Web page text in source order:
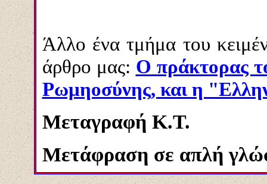
Άλλο ένα τμήμα του
άρθρο μας: Ο πράκτορας
Ρωμηοσύνης, και η
Μεταγραφή Κ.Τ.
Μετάφραση σε απλή